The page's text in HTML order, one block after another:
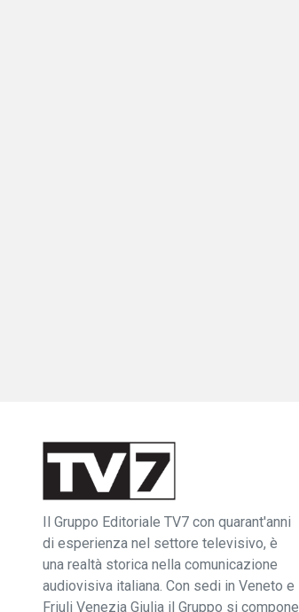
Il Gruppo Editoriale TV7 con quarant'anni
di esperienza nel settore televisivo, è
una realtà storica nella comunicazione
audiovisiva italiana. Con sedi in Veneto e
Friuli Venezia Giulia il Gruppo si compone